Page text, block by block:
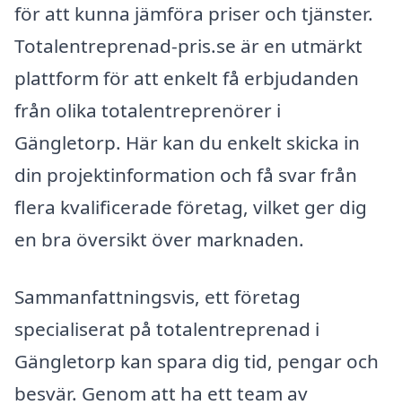
för att kunna jämföra priser och tjänster.
Totalentreprenad-pris.se är en utmärkt
plattform för att enkelt få erbjudanden
från olika totalentreprenörer i
Gängletorp. Här kan du enkelt skicka in
din projektinformation och få svar från
flera kvalificerade företag, vilket ger dig
en bra översikt över marknaden.
Sammanfattningsvis, ett företag
specialiserat på totalentreprenad i
Gängletorp kan spara dig tid, pengar och
besvär. Genom att ha ett team av